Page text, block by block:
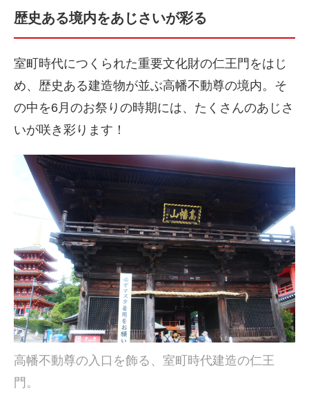
歴史ある境内をあじさいが彩る
室町時代につくられた重要文化財の仁王門をはじ
め、歴史ある建造物が並ぶ高幡不動尊の境内。そ
の中を6月のお祭りの時期には、たくさんのあじさ
いが咲き彩ります！
高幡不動尊の入口を飾る、室町時代建造の仁王
門。